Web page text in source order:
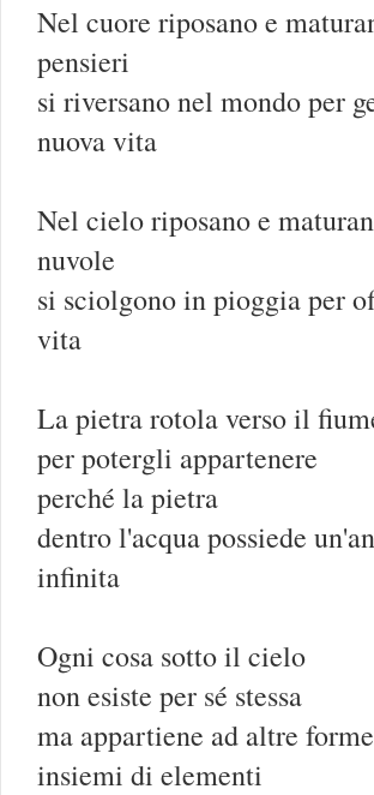
Nel cuore riposano e
pensieri
si riversano nel mondo per
nuova vita
Nel cielo riposano e
nuvole
si sciolgono in pioggia per
vita
La pietra rotola verso il
per potergli appartenere
perché la pietra
dentro l'acqua possiede
infinita
Ogni cosa sotto il cielo
non esiste per sé stessa
ma appartiene ad altre
insiemi di elementi